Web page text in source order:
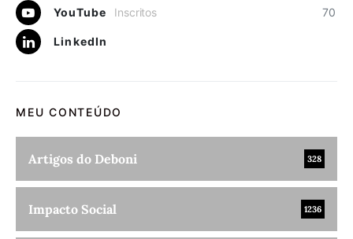
YouTube 70
Inscritos
LinkedIn
MEU CONTEÚDO
Artigos do Deboni 328
Impacto Social 1236